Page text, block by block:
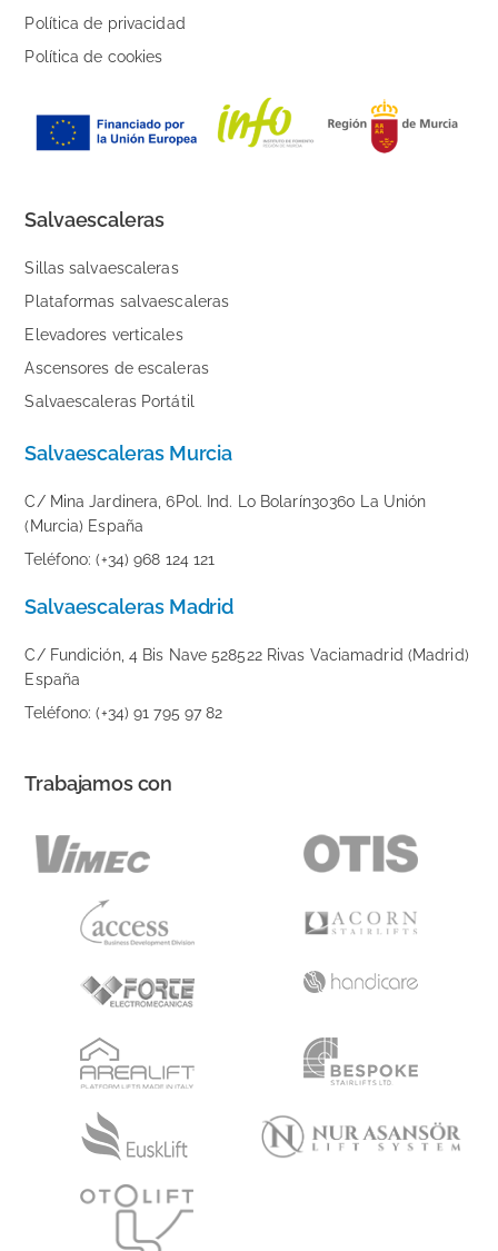
Política de privacidad
Política de cookies
Salvaescaleras
Sillas salvaescaleras
Plataformas salvaescaleras
Elevadores verticales
Ascensores de escaleras
Salvaescaleras Portátil
Salvaescaleras Murcia
C/ Mina Jardinera, 6Pol. Ind. Lo Bolarín30360 La Unión
(Murcia) España
Teléfono: (+34) 968 124 121
Salvaescaleras Madrid
C/ Fundición, 4 Bis Nave 528522 Rivas Vaciamadrid (Madrid)
España
Teléfono: (+34) 91 795 97 82
Trabajamos con